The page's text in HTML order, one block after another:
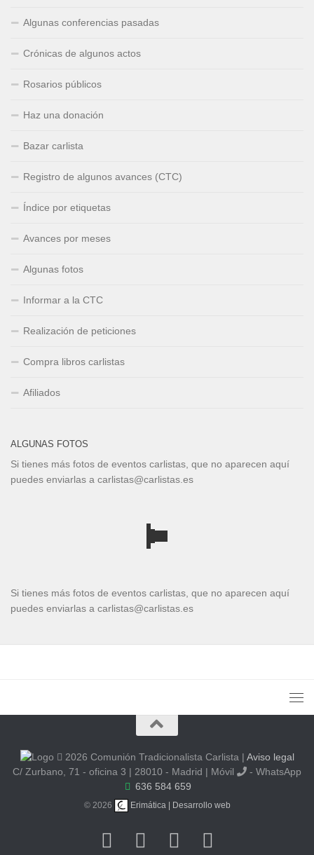
Algunas conferencias pasadas
Crónicas de algunos actos
Rosarios públicos
Haz una donación
Bazar carlista
Registro de algunos avances (CTC)
Índice por etiquetas
Avances por meses
Algunas fotos
Informar a la CTC
Realización de peticiones
Compra libros carlistas
Afiliados
ALGUNAS FOTOS
Si tienes más fotos de eventos carlistas, que no aparecen aquí
puedes enviarlas a carlistas@carlistas.es
Si tienes más fotos de eventos carlistas, que no aparecen aquí
puedes enviarlas a carlistas@carlistas.es
2026 Comunión Tradicionalista Carlista | Aviso legal
C/ Zurbano, 71 - oficina 3 | 28010 - Madrid | Móvil
- WhatsApp
636 584 659
© 2026 Erimática | Desarrollo web